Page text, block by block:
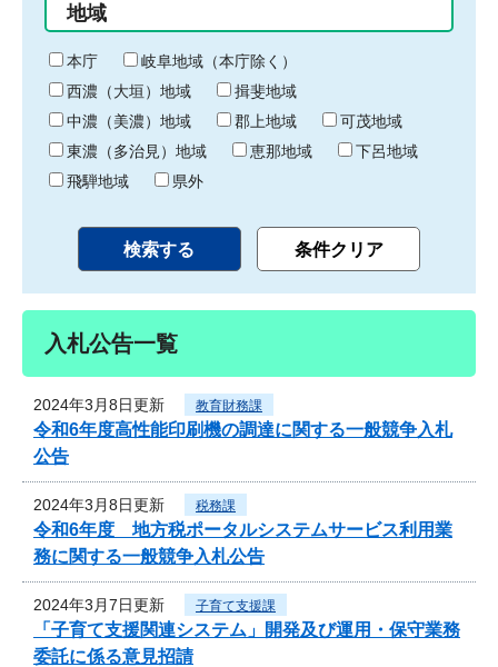
り
終
わ
り
地域
本庁
岐阜地域（本庁除く）
西濃（大垣）地域
揖斐地域
中濃（美濃）地域
郡上地域
可茂地域
東濃（多治見）地域
恵那地域
下呂地域
飛騨地域
県外
入札公告一覧
2024年3月8日更新 教育財務課
令和6年度高性能印刷機の調達に関する一般競争入札
公告
2024年3月8日更新 税務課
令和6年度 地方税ポータルシステムサービス利用業
務に関する一般競争入札公告
2024年3月7日更新 子育て支援課
「子育て支援関連システム」開発及び運用・保守業務
委託に係る意見招請